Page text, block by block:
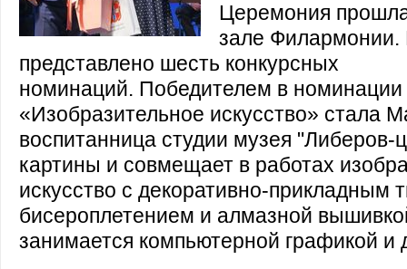
Церемония
зале Филармонии.
представлено шесть конкурсных
номинаций. Победителем в номинации
«Изобразительное искусство» стала
воспитанница студии музея
картины и совмещает в работах
искусство с декоративно-прикладным
бисероплетением и алмазной
занимается компьютерной графикой и